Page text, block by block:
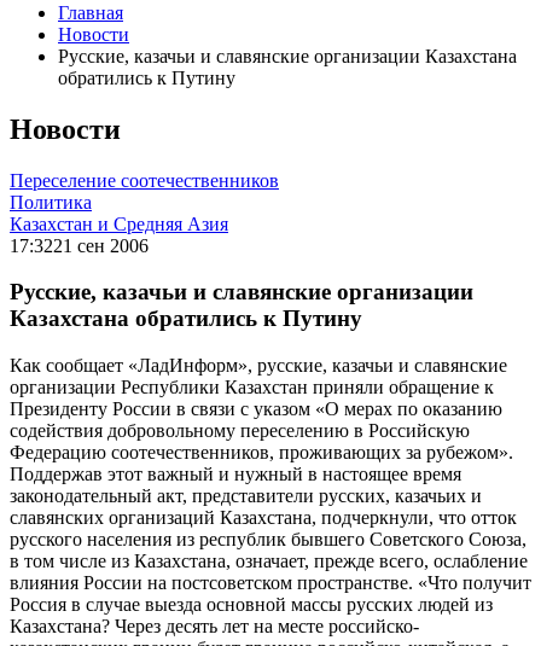
Главная
Новости
Русские, казачьи и славянские организации Казахстана
обратились к Путину
Новости
Переселение соотечественников
Политика
Казахстан и Средняя Азия
17:3221 сен 2006
Русские, казачьи и славянские организации
Казахстана обратились к Путину
Как сообщает «ЛадИнформ», русские, казачьи и славянские
организации Республики Казахстан приняли обращение к
Президенту России в связи с указом «О мерах по оказанию
содействия добровольному переселению в Российскую
Федерацию соотечественников, проживающих за рубежом».
Поддержав этот важный и нужный в настоящее время
законодательный акт, представители русских, казачьих и
славянских организаций Казахстана, подчеркнули, что отток
русского населения из республик бывшего Советского Союза,
в том числе из Казахстана, означает, прежде всего, ослабление
влияния России на постсоветском пространстве. «Что получит
Россия в случае выезда основной массы русских людей из
Казахстана? Через десять лет на месте российско-